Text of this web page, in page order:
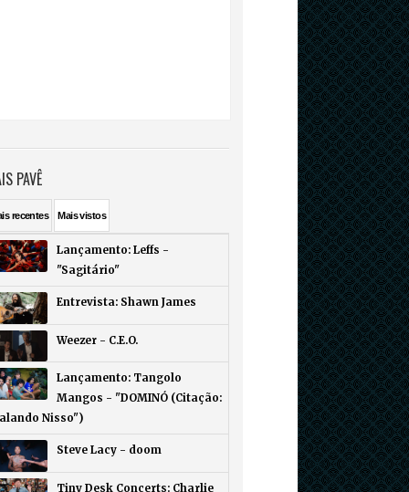
PAVÊ
recentes Maisvistos
Lançamento: Leffs -
"Sagitário"
Entrevista: Shawn James
Weezer - C.E.O.
Lançamento: Tangolo
Mangos - "DOMINÓ (Citação:
Nisso")
Steve Lacy - doom
Tiny Desk Concerts: Charlie